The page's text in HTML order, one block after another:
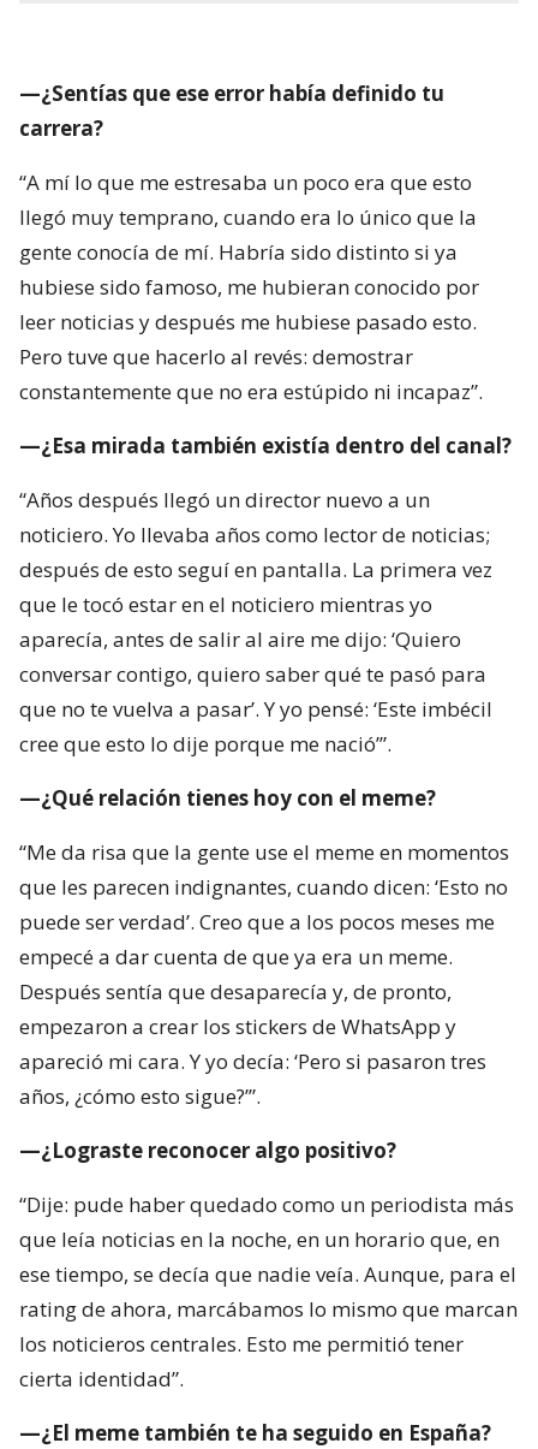
—¿Sentías que ese error había definido tu
carrera?
“A mí lo que me estresaba un poco era que esto
llegó muy temprano, cuando era lo único que la
gente conocía de mí. Habría sido distinto si ya
hubiese sido famoso, me hubieran conocido por
leer noticias y después me hubiese pasado esto.
Pero tuve que hacerlo al revés: demostrar
constantemente que no era estúpido ni incapaz”.
—¿Esa mirada también existía dentro del canal?
“Años después llegó un director nuevo a un
noticiero. Yo llevaba años como lector de noticias;
después de esto seguí en pantalla. La primera vez
que le tocó estar en el noticiero mientras yo
aparecía, antes de salir al aire me dijo: ‘Quiero
conversar contigo, quiero saber qué te pasó para
que no te vuelva a pasar’. Y yo pensé: ‘Este imbécil
cree que esto lo dije porque me nació’”.
—¿Qué relación tienes hoy con el meme?
“Me da risa que la gente use el meme en momentos
que les parecen indignantes, cuando dicen: ‘Esto no
puede ser verdad’. Creo que a los pocos meses me
empecé a dar cuenta de que ya era un meme.
Después sentía que desaparecía y, de pronto,
empezaron a crear los stickers de WhatsApp y
apareció mi cara. Y yo decía: ‘Pero si pasaron tres
años, ¿cómo esto sigue?’”.
—¿Lograste reconocer algo positivo?
“Dije: pude haber quedado como un periodista más
que leía noticias en la noche, en un horario que, en
ese tiempo, se decía que nadie veía. Aunque, para el
rating de ahora, marcábamos lo mismo que marcan
los noticieros centrales. Esto me permitió tener
cierta identidad”.
—¿El meme también te ha seguido en España?